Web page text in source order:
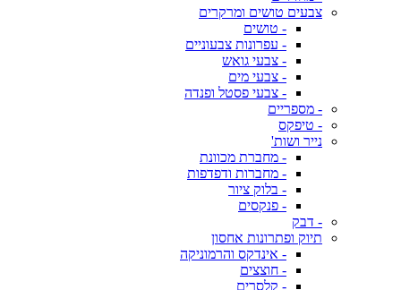
צבעים טושים ומרקרים
- טושים
- עפרונות צבעוניים
- צבעי גואש
- צבעי מים
- צבעי פסטל ופנדה
- מספריים
- טיפקס
נייר ושות'
- מחברת מכוונת
- מחברות ודפדפות
- בלוק ציור
- פנקסים
- דבק
תיוק ופתרונות אחסון
- אינדקס והרמוניקה
- חוצצים
- קלסרים